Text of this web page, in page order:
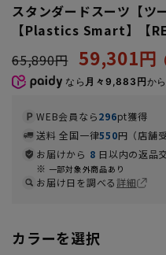
スタンダードスーツ【ツ
【Plastics Smart】【
65,890円 59,301円
なら 月々9,883円か
WEB会員なら296pt獲得
送料 全国一律550円（店舗
お届けから 8 日以内の返品
一部対象外商品あり
お届け日を調べる詳細
カラーを選択